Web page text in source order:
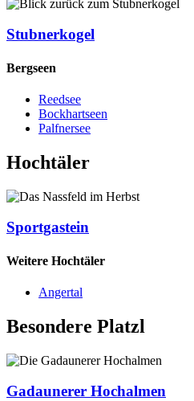
Stubnerkogel
Bergseen
Reedsee
Bockhartseen
Palfnersee
Hochtäler
Sportgastein
Weitere Hochtäler
Angertal
Besondere Platzl
Gadaunerer Hochalmen